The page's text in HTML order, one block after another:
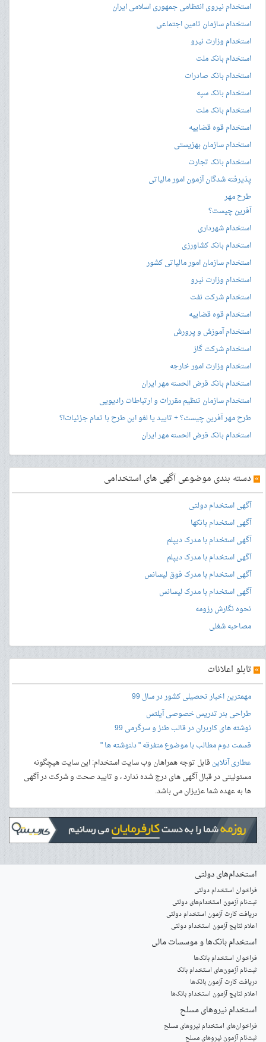
استخدام نیروی انتظامی جمهوری اسلامی ایران
استخدام سازمان تامین اجتماعی
استخدام وزارت نیرو
استخدام بانک ملت
استخدام بانک صادرات
استخدام بانک سپه
استخدام بانک ملت
استخدام قوه قضاییه
استخدام سازمان بهزیستی
استخدام بانک تجارت
پذیرفته شدگان آزمون امور مالیاتی
طرح مهر
آفرین چیست؟
استخدام شهرداری
استخدام بانک کشاورزی
استخدام سازمان امور مالیاتی کشور
استخدام وزارت نیرو
استخدام شرکت نفت
استخدام قوه قضاییه
استخدام آموزش و پرورش
استخدام شرکت گاز
استخدام وزارت امور خارجه
استخدام بانک قرض الحسنه مهر ایران
استخدام سازمان تنظیم مقررات و ارتباطات رادیویی
طرح مهر آفرین چیست؟ + تایید یا لغو این طرح با تمام جزئیات!؟
استخدام بانک قرض الحسنه مهر ایران
» دسته بندی موضوعی آگهی های استخدامی
آگهی استخدام دولتی
آگهی استخدام بانکها
آگهی استخدام با مدرک دیپلم
آگهی استخدام با مدرک دیپلم
آگهی استخدام با مدرک فوق لیسانس
آگهی استخدام با مدرک لیسانس
نحوه نگارش رزومه
مصاحبه شغلی
» تابلو اعلانات
مهمترین اخبار تحصیلی کشور در سال 99
طراحی بنرتدریس خصوصی آیلتس
نوشته های کاربران در قالب طنز و سرگرمی 99
قسمت دوم مطالب با موضوع متفرقه " دلنوشته ها "
عطاری آنلاینقابل توجه همراهان وب سایت استخدام: این سایت هیچگونه
مسئولیتی در قبال آگهی های درج شده ندارد ، و تایید صحت و شرکت در آگهی
ها به عهده شما عزیزان می باشد.
استخدام‌های دولتی
فراخوان استخدام دولتی
ثبت‌نام آزمون‌ استخدام‌های دولتی
دریافت کارت آزمون استخدام دولتی
اعلام نتایج آزمون استخدام دولتی
استخدام‌ بانک‌ها و موسسات مالی
فراخوان استخدام بانک‌ها
‌ثبت‌نام آزمون‌های استخدام بانک
دریافت کارت آزمون بانک‌ها
اعلام نتایج آزمون استخدام بانک‌ها
استخدام‌ نیروهای مسلح
‌فراخوان‌های استخدام‌ نیروهای مسلح
ثبت‌نام آزمون نیروهای مسلح